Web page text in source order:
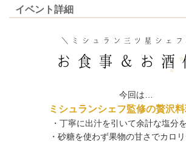
イベント詳細
今回は…
ミシュランシェフ監修の贅沢
・丁寧に出汁を引いて余計な塩分
・砂糖を使わず果物の甘さでカロ